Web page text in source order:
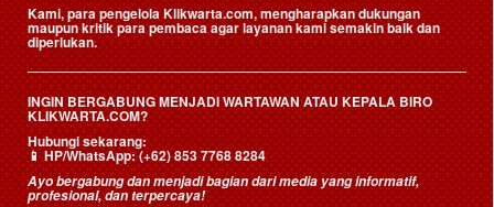
Kami, para pengelola Klikwarta.com, mengharapkan dukungan
maupun kritik para pembaca agar layanan kami semakin baik dan
diperlukan.
INGIN BERGABUNG MENJADI WARTAWAN ATAU KEPALA BIRO
KLIKWARTA.COM?
Hubungi sekarang:
📱HP/WhatsApp:(+62) 853 7768 8284
Ayo bergabung dan menjadi bagian dari media yang informatif,
profesional, dan terpercaya!